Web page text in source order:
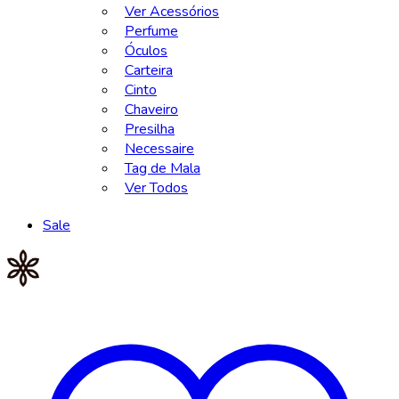
Ver Acessórios
Perfume
Óculos
Carteira
Cinto
Chaveiro
Presilha
Necessaire
Tag de Mala
Ver Todos
Sale